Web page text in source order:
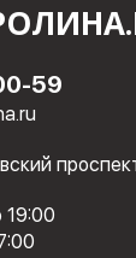
59
19:00